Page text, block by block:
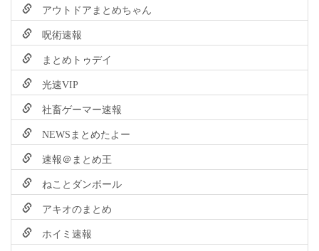
アウトドアまとめちゃん
呪術速報
まとめトゥデイ
光速VIP
社畜ゲーマー速報
NEWSまとめたよー
速報＠まとめ王
ねことダンボール
アキオのまとめ
ホイミ速報